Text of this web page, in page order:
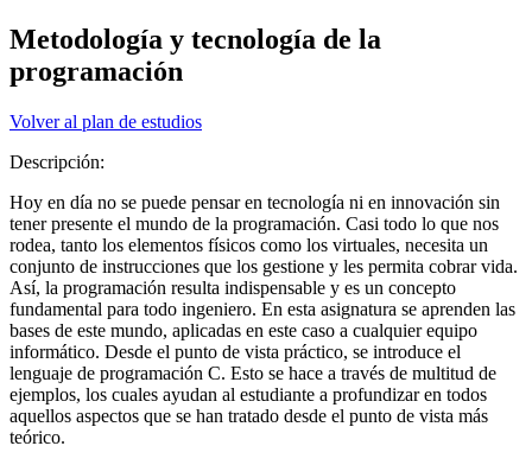
Metodología y tecnología de la
programación
Volver al plan de estudios
Descripción:
Hoy en día no se puede pensar en tecnología ni en innovación sin
tener presente el mundo de la programación. Casi todo lo que nos
rodea, tanto los elementos físicos como los virtuales, necesita un
conjunto de instrucciones que los gestione y les permita cobrar vida.
Así, la programación resulta indispensable y es un concepto
fundamental para todo ingeniero. En esta asignatura se aprenden las
bases de este mundo, aplicadas en este caso a cualquier equipo
informático. Desde el punto de vista práctico, se introduce el
lenguaje de programación C. Esto se hace a través de multitud de
ejemplos, los cuales ayudan al estudiante a profundizar en todos
aquellos aspectos que se han tratado desde el punto de vista más
teórico.